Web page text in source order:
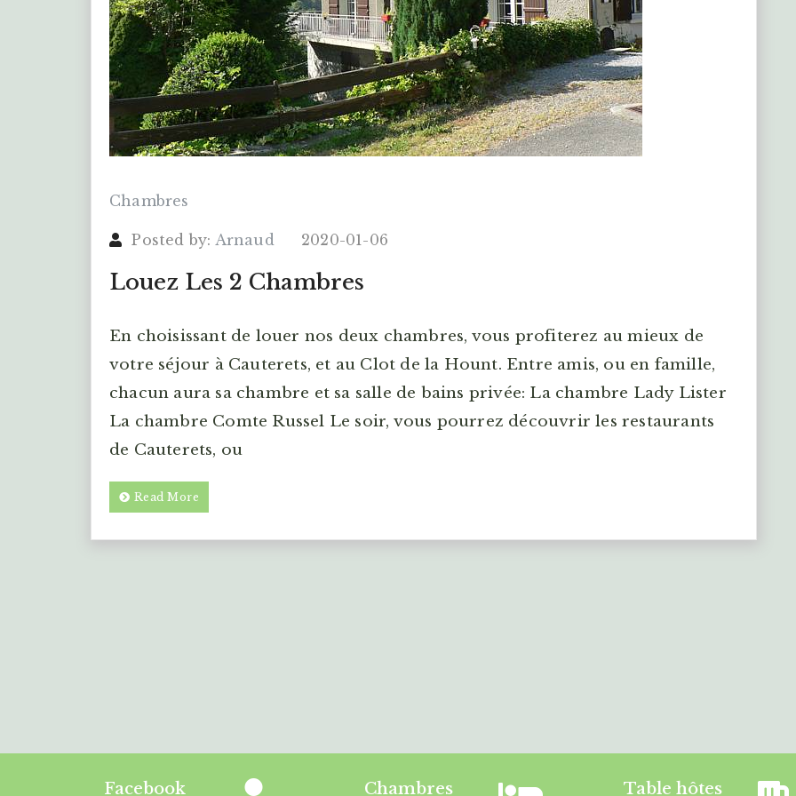
Chambres
Posted by: Arnaud 2020-01-06
Louez Les 2 Chambres
En choisissant de louer nos deux chambres, vous profiterez au mieux de
votre séjour à Cauterets, et au Clot de la Hount. Entre amis, ou en famille,
chacun aura sa chambre et sa salle de bains privée: La chambre Lady Lister
La chambre Comte Russel Le soir, vous pourrez découvrir les restaurants
de Cauterets, ou
Read More
Facebook Chambres Table hôtes